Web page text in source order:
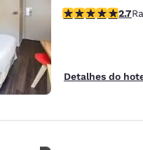
Australiaclassificação2.7
Detalhes do